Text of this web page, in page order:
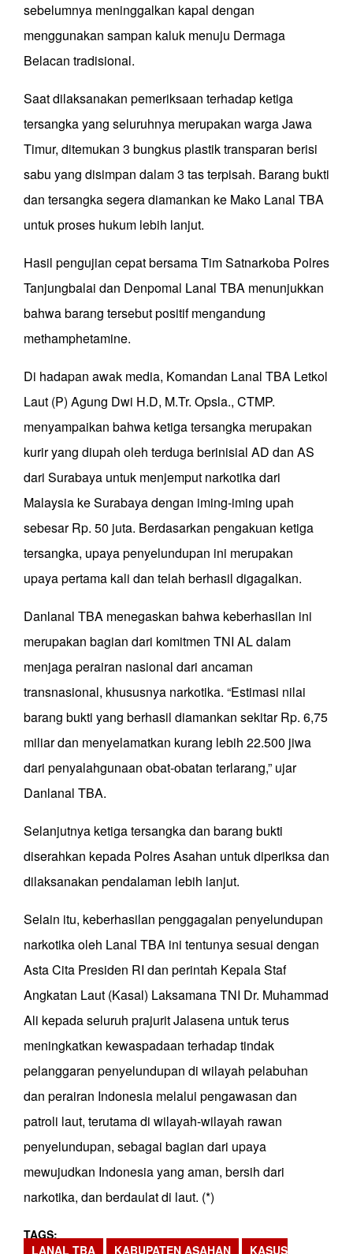
sebelumnya meninggalkan kapal dengan
menggunakan sampan kaluk menuju Dermaga
Belacan tradisional.
Saat dilaksanakan pemeriksaan terhadap ketiga
tersangka yang seluruhnya merupakan warga Jawa
Timur, ditemukan 3 bungkus plastik transparan berisi
sabu yang disimpan dalam 3 tas terpisah. Barang bukti
dan tersangka segera diamankan ke Mako Lanal TBA
untuk proses hukum lebih lanjut.
Hasil pengujian cepat bersama Tim Satnarkoba Polres
Tanjungbalai dan Denpomal Lanal TBA menunjukkan
bahwa barang tersebut positif mengandung
methamphetamine.
Di hadapan awak media, Komandan Lanal TBA Letkol
Laut (P) Agung Dwi H.D, M.Tr. Opsla., CTMP.
menyampaikan bahwa ketiga tersangka merupakan
kurir yang diupah oleh terduga berinisial AD dan AS
dari Surabaya untuk menjemput narkotika dari
Malaysia ke Surabaya dengan iming-iming upah
sebesar Rp. 50 juta. Berdasarkan pengakuan ketiga
tersangka, upaya penyelundupan ini merupakan
upaya pertama kali dan telah berhasil digagalkan.
Danlanal TBA menegaskan bahwa keberhasilan ini
merupakan bagian dari komitmen TNI AL dalam
menjaga perairan nasional dari ancaman
transnasional, khususnya narkotika. “Estimasi nilai
barang bukti yang berhasil diamankan sekitar Rp. 6,75
miliar dan menyelamatkan kurang lebih 22.500 jiwa
dari penyalahgunaan obat-obatan terlarang,” ujar
Danlanal TBA.
Selanjutnya ketiga tersangka dan barang bukti
diserahkan kepada Polres Asahan untuk diperiksa dan
dilaksanakan pendalaman lebih lanjut.
Selain itu, keberhasilan penggagalan penyelundupan
narkotika oleh Lanal TBA ini tentunya sesuai dengan
Asta Cita Presiden RI dan perintah Kepala Staf
Angkatan Laut (Kasal) Laksamana TNI Dr. Muhammad
Ali kepada seluruh prajurit Jalasena untuk terus
meningkatkan kewaspadaan terhadap tindak
pelanggaran penyelundupan di wilayah pelabuhan
dan perairan Indonesia melalui pengawasan dan
patroli laut, terutama di wilayah-wilayah rawan
penyelundupan, sebagai bagian dari upaya
mewujudkan Indonesia yang aman, bersih dari
narkotika, dan berdaulat di laut. (*)
TAGS
LANAL TBA
KABUPATEN ASAHAN KASUS